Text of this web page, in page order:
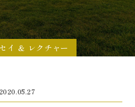
イ ＆ レクチャー
2020.05.27